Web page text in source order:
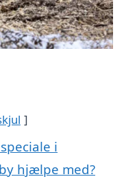
i
hjælpe med?